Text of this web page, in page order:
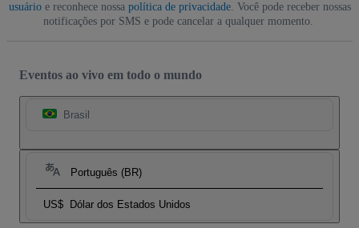
usuárioe reconhece nossa política de privacidade. Você pode receber nossas
notificações por SMS e pode cancelar a qualquer momento.
Eventos ao vivo em todo o mundo
Brasil
Português (BR)
US$ Dólar dos Estados Unidos